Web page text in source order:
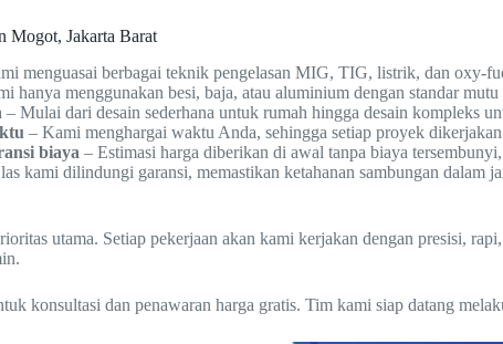
Mogot, Jakarta Barat
menguasai berbagai teknik pengelasan MIG, TIG, listrik, dan oxy-
hanya menggunakan besi, baja, atau aluminium dengan standar
– Mulai dari desain sederhana untuk rumah hingga desain kompleks
– Kami menghargai waktu Anda, sehingga setiap proyek
biaya – Estimasi harga diberikan di awal tanpa biaya
kami dilindungi garansi, memastikan ketahanan sambungan dalam
utama. Setiap pekerjaan akan kami kerjakan dengan presisi,
konsultasi dan penawaran harga gratis. Tim kami siap datang